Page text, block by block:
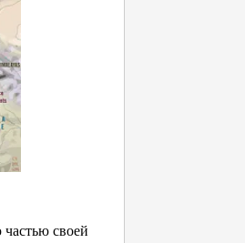
своей